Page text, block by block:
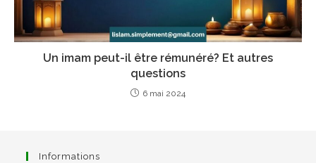
Un imam peut-il être rémunéré? Et autres
questions
6 mai 2024
Informations